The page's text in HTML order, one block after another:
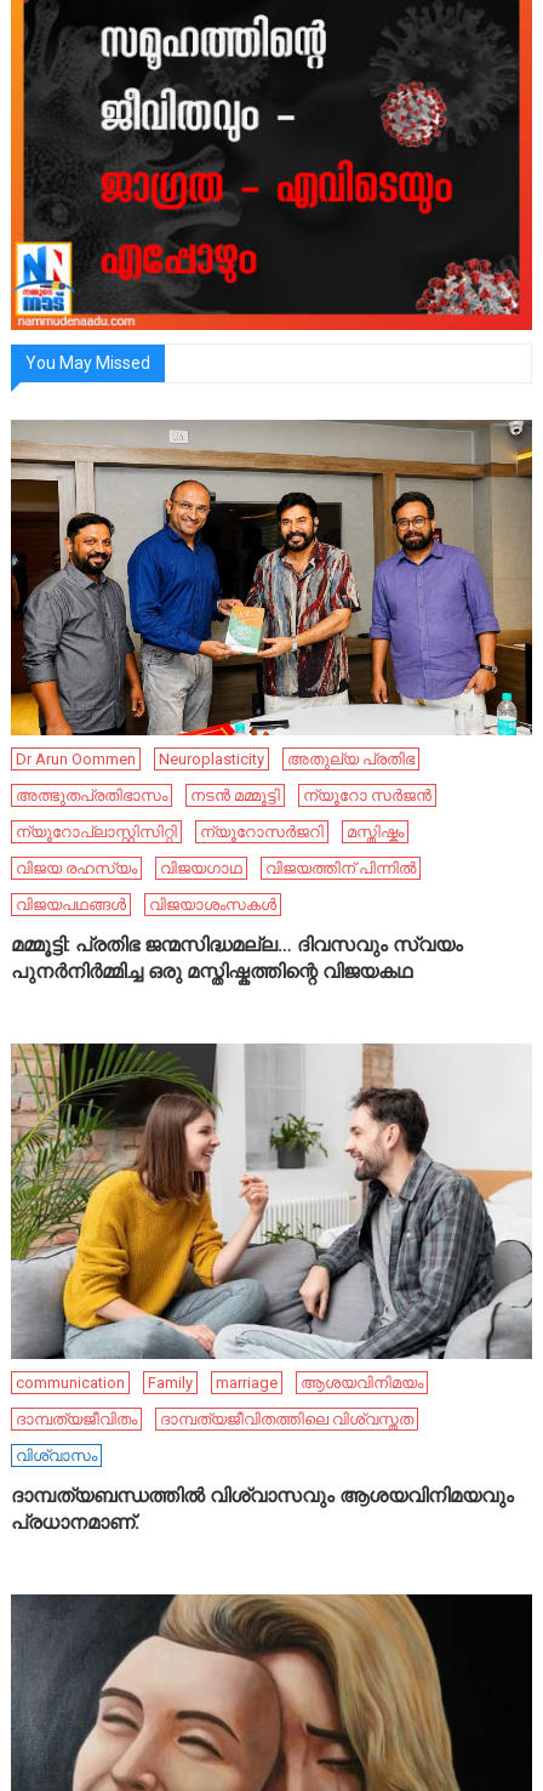
You May Missed
Dr Arun Oommen Neuroplasticity
അതുല്യ പ്രതിഭ
അത്ഭുതപ്രതിഭാസം
നടൻ മമ്മൂട്ടി
ന്യൂറോ സർജൻ
ന്യൂറോപ്ലാസ്റ്റിസിറ്റി
ന്യൂറോസർജറി
മസ്തിഷ്കം
വിജയ രഹസ്യം
വിജയഗാഥ
വിജയത്തിന് പിന്നിൽ
വിജയപഥങ്ങൾ
വിജയാശംസകൾ
മമ്മൂട്ടി: പ്രതിഭ ജന്മസിദ്ധമല്ല… ദിവസവും സ്വയം
പുനർനിർമ്മിച്ച ഒരു മസ്തിഷ്കത്തിന്റെ വിജയകഥ
communication Family marriage
ആശയവിനിമയം
ദാമ്പത്യജീവിതം
ദാമ്പത്യജീവിതത്തിലെ വിശ്വസ്തത
വിശ്വാസം
ദാമ്പത്യബന്ധത്തിൽ വിശ്വാസവും ആശയവിനിമയവും
പ്രധാനമാണ്.